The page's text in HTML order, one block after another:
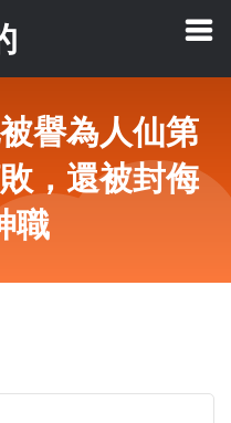
譽為人仙第
，還被封侮
職